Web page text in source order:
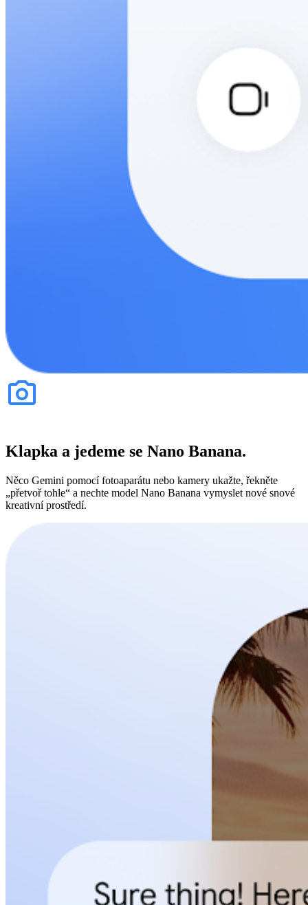
Klapka a jedeme se Nano Banana.
Něco Gemini pomocí fotoaparátu nebo kamery ukažte, řekněte
„přetvoř tohle“ a nechte model Nano Banana vymyslet nové snové
kreativní prostředí.